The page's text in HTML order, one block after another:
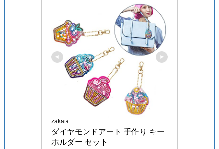
zakata
ダイヤモンドアート 手作り キー
ホルダー セット